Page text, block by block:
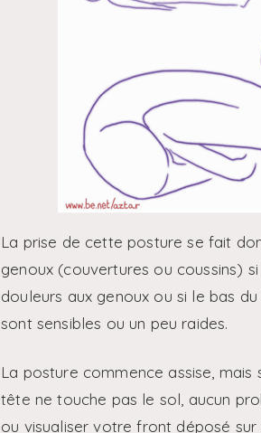
La prise de cette posture se fait
genoux (couvertures ou coussins)
douleurs aux genoux ou si le bas
sont sensibles ou un peu raides.
La posture commence assise,
tête ne touche pas le sol, aucun
ou visualiser votre front déposé